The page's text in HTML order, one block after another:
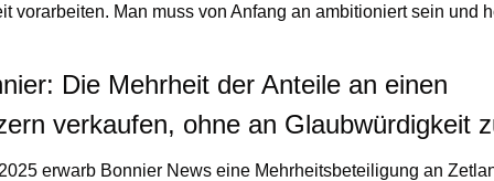
vorarbeiten. Man muss von Anfang an ambitioniert sein und
Die Mehrheit der Anteile an einen
verkaufen, ohne an Glaubwürdigkeit
erwarb Bonnier News eine Mehrheitsbeteiligung an